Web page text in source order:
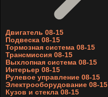
Двигатель 08-15
Подвеска 08-15
Тормозная система 08-15
Трансмиссия 08-15
Выхлопная система 08-15
Интерьер 08-15
Рулевое управление 08-15
Электрооборудование 08-15
Кузов и стекла 08-15